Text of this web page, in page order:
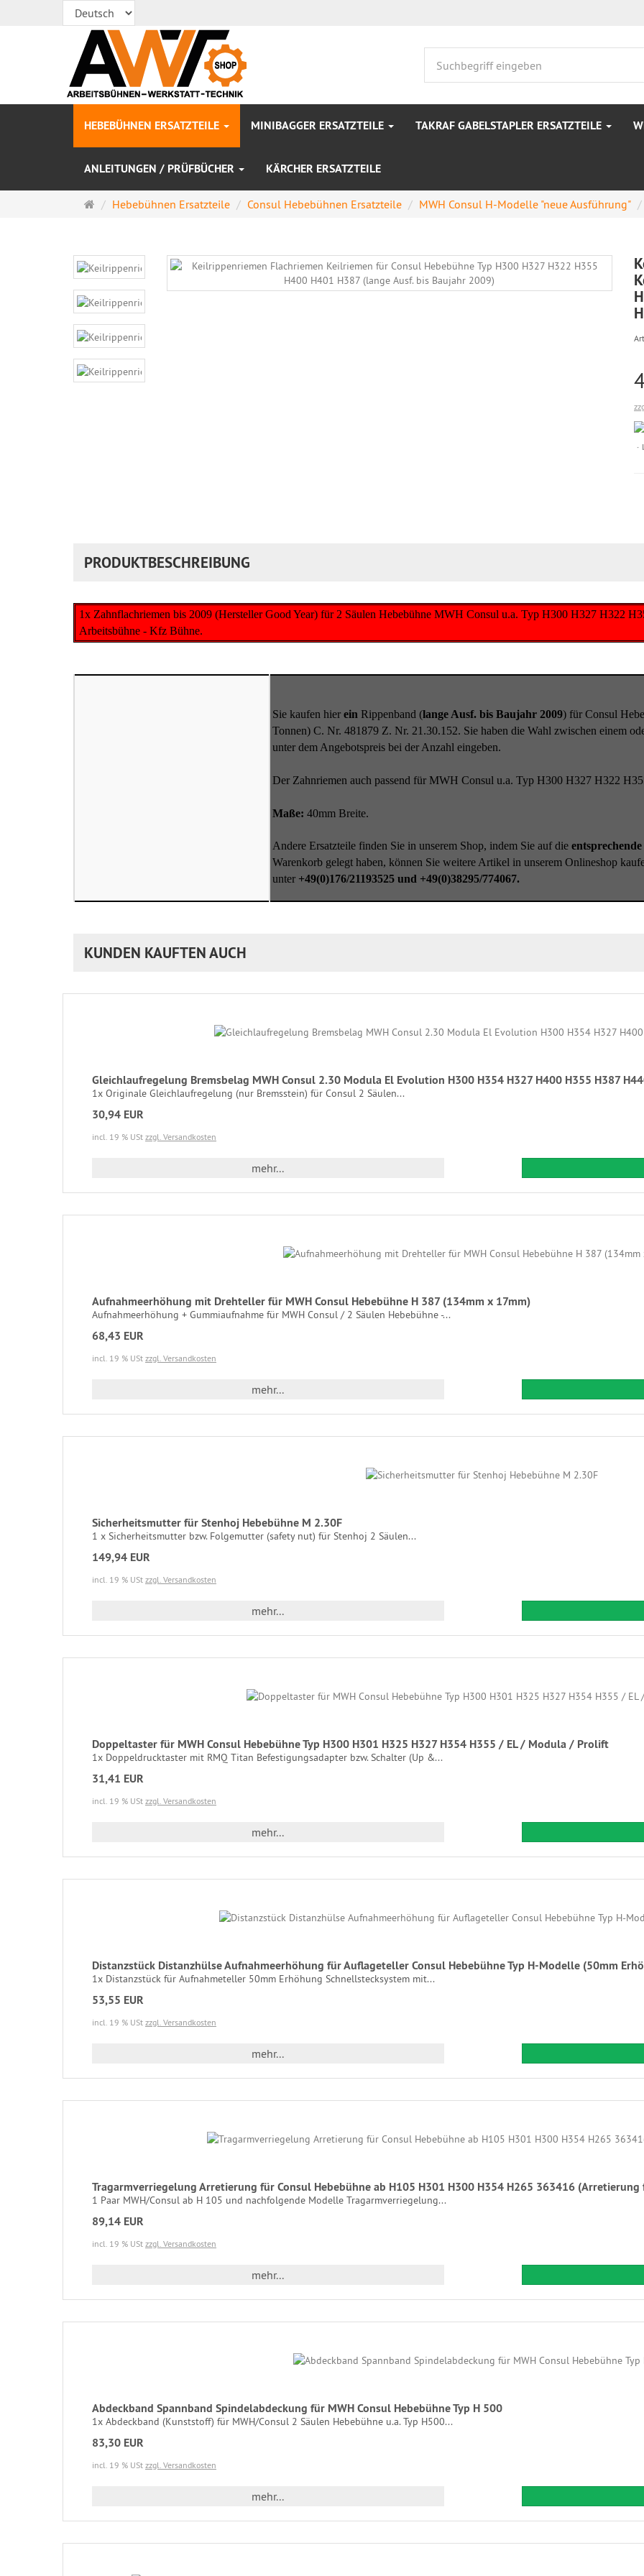
HEBEBÜHNEN ERSATZTEILE MINIBAGGER ERSATZTEILE TAKRAF GABELSTAPLER ERSATZTEILE
ANLEITUNGEN / PRÜFBÜCHER KÄRCHER ERSATZTEILE
Startseite
Hebebühnen Ersatzteile Consul Hebebühnen Ersatzteile MWH Consul H-Modelle "neue Ausführung"
PRODUKTBESCHREIBUNG
1x Zahnflachriemen bis 2009 (Hersteller Good Year) für 2 Säulen Hebebühne MWH Consul u.a. Typ H300 H327 H322
Arbeitsbühne - Kfz Bühne.
Sie kaufen hier ein Rippenband (lange Ausf. bis Baujahr 2009) für Consul
Tonnen) C. Nr. 481879 Z. Nr. 21.30.152. Sie haben die Wahl zwischen einem
unter dem Angebotspreis bei der Anzahl eingeben.
Der Zahnriemen auch passend für MWH Consul u.a. Typ H300 H327 H322
Maße: 40mm Breite.
Andere Ersatzteile finden Sie in unserem Shop, indem Sie auf die
Warenkorb gelegt haben, können Sie weitere Artikel in unserem Onlineshop
unter +49(0)176/21193525 und +49(0)38295/774067.
KUNDEN KAUFTEN AUCH
Gleichlaufregelung Bremsbelag MWH Consul 2.30 Modula El Evolution H300 H354 H327 H400 H355 H387
1x Originale Gleichlaufregelung (nur Bremsstein) für Consul 2 Säulen...
30,94 EUR
incl. 19 % USt zzgl. Versandkosten
mehr...
Aufnahmeerhöhung mit Drehteller für MWH Consul Hebebühne H 387 (134mm x 17mm)
Aufnahmeerhöhung + Gummiaufnahme für MWH Consul / 2 Säulen Hebebühne -...
68,43 EUR
incl. 19 % USt zzgl. Versandkosten
mehr...
Sicherheitsmutter für Stenhoj Hebebühne M 2.30F
1 x Sicherheitsmutter bzw. Folgemutter (safety nut) für Stenhoj 2 Säulen...
149,94 EUR
incl. 19 % USt zzgl. Versandkosten
mehr...
Doppeltaster für MWH Consul Hebebühne Typ H300 H301 H325 H327 H354 H355 / EL / Modula / Prolift
1x Doppeldrucktaster mit RMQ Titan Befestigungsadapter bzw. Schalter (Up &...
31,41 EUR
incl. 19 % USt zzgl. Versandkosten
mehr...
Distanzstück Distanzhülse Aufnahmeerhöhung für Auflageteller Consul Hebebühne Typ H-Modelle (50mm
1x Distanzstück für Aufnahmeteller 50mm Erhöhung Schnellstecksystem mit...
53,55 EUR
incl. 19 % USt zzgl. Versandkosten
mehr...
Tragarmverriegelung Arretierung für Consul Hebebühne ab H105 H301 H300 H354 H265 363416 (Arretierung
1 Paar MWH/Consul ab H 105 und nachfolgende Modelle Tragarmverriegelung...
89,14 EUR
incl. 19 % USt zzgl. Versandkosten
mehr...
Abdeckband Spannband Spindelabdeckung für MWH Consul Hebebühne Typ H 500
1x Abdeckband (Kunststoff) für MWH/Consul 2 Säulen Hebebühne u.a. Typ H500...
83,30 EUR
incl. 19 % USt zzgl. Versandkosten
mehr...